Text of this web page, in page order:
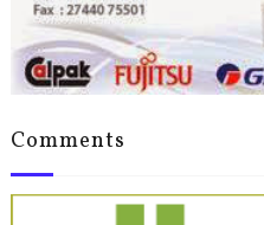
Comments